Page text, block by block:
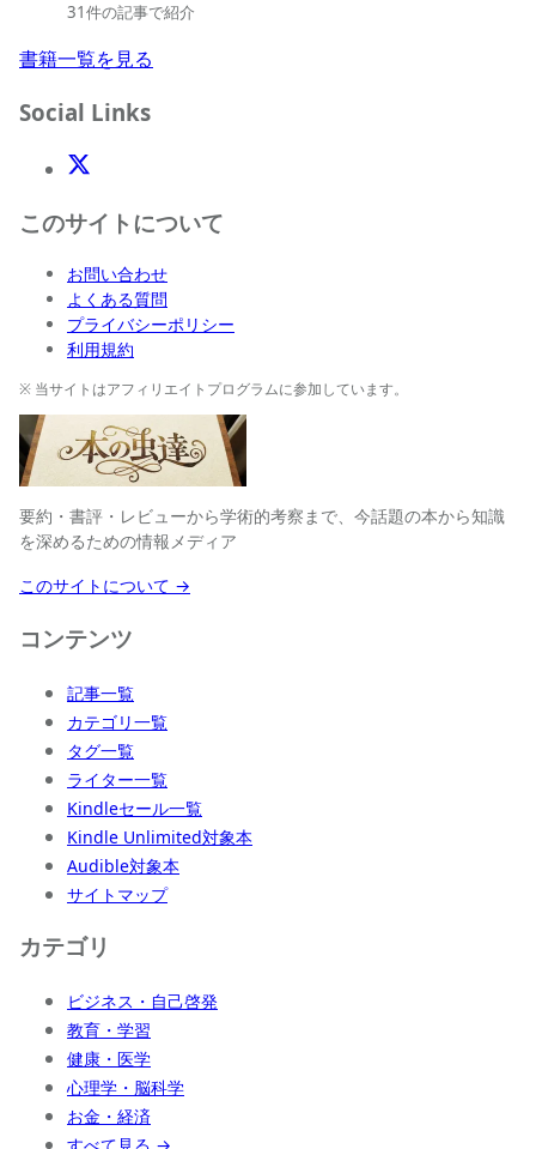
31件の記事で紹介
書籍一覧を見る
Social Links
X(Twitter)
このサイトについて
お問い合わせ
よくある質問
プライバシーポリシー
利用規約
※ 当サイトはアフィリエイトプログラムに参加しています。
要約・書評・レビューから学術的考察まで、今話題の本から知識
を深めるための情報メディア
このサイトについて →
コンテンツ
記事一覧
カテゴリ一覧
タグ一覧
ライター一覧
Kindleセール一覧
Kindle Unlimited対象本
Audible対象本
サイトマップ
カテゴリ
ビジネス・自己啓発
教育・学習
健康・医学
心理学・脳科学
お金・経済